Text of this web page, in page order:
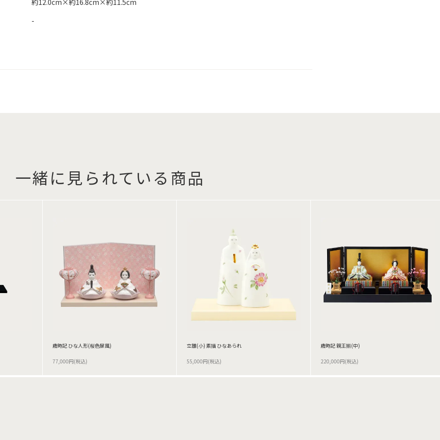
約12.0cm×約16.8cm×約11.5cm
-
一緒に見られている商品
歳時記 ひな人形(桜色屏風)
77,000円(税込)
立雛(小) 素描 ひなあられ
55,000円(税込)
歳時記 親王揃(中)
220,000円(税込)